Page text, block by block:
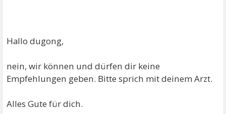
Hallo dugong,
nein, wir können und dürfen dir keine
Empfehlungen geben. Bitte sprich mit deinem Arzt.
Alles Gute für dich.